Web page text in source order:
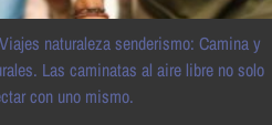
naturaleza senderismo: Camina y
Las caminatas al aire libre no solo
con uno mismo.